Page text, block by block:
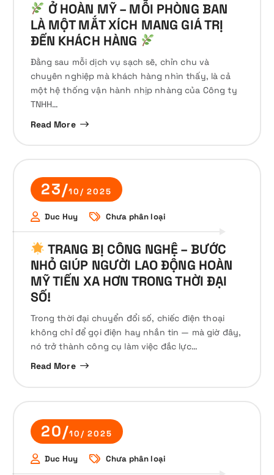
Ở HOÀN MỸ – MỖI PHÒNG BAN
LÀ MỘT MẮT XÍCH MANG GIÁ TRỊ
ĐẾN KHÁCH HÀNG
Đằng sau mỗi dịch vụ sạch sẽ, chỉn chu và
chuyên nghiệp mà khách hàng nhìn thấy, là cả
một hệ thống vận hành nhịp nhàng của Công ty
TNHH…
Read More
23/10/ 2025
Duc Huy Chưa phân loại
TRANG BỊ CÔNG NGHỆ – BƯỚC
NHỎ GIÚP NGƯỜI LAO ĐỘNG HOÀN
MỸ TIẾN XA HƠN TRONG THỜI ĐẠI
SỐ!
Trong thời đại chuyển đổi số, chiếc điện thoại
không chỉ để gọi điện hay nhắn tin — mà giờ đây,
nó trở thành công cụ làm việc đắc lực…
Read More
20/10/ 2025
Duc Huy Chưa phân loại